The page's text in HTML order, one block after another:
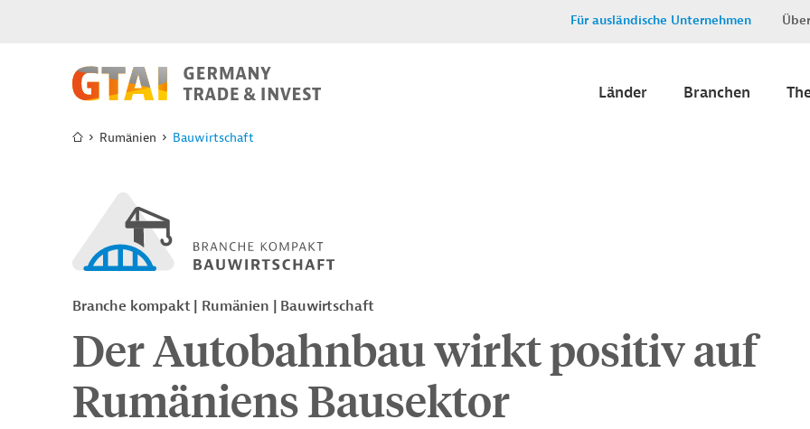
Für ausländische Unternehmen
Länder Branchen
Rumänien Bauwirtschaft
Branche kompakt | Rumänien | Bauwirtschaft
Der Autobahnbau wirkt positiv auf
Rumäniens Bausektor